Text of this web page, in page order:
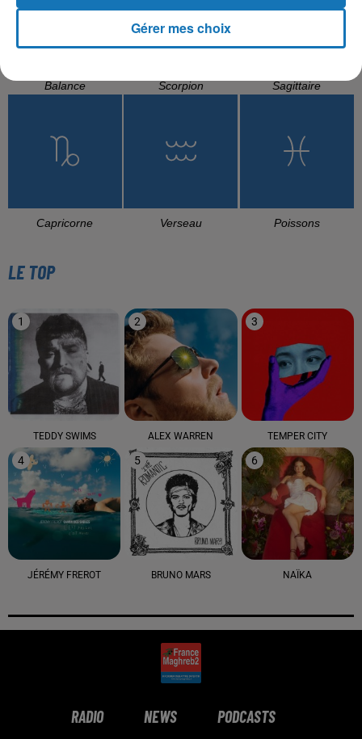
Balance Scorpion Sagittaire
Capricorne Verseau Poissons
LE TOP
1
TEDDY SWIMS
2
ALEX WARREN
3
TEMPER CITY
4
JÉRÉMY FREROT
5
BRUNO MARS
6
NAÏKA
RADIO NEWS PODCASTS
Gérer mes choix